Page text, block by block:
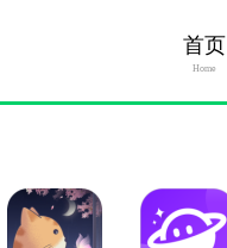
首页
Home